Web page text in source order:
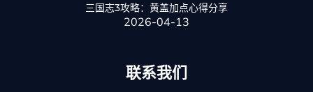
三国志3攻略：黄盖加点心得分享
2026-04-13
联系我们